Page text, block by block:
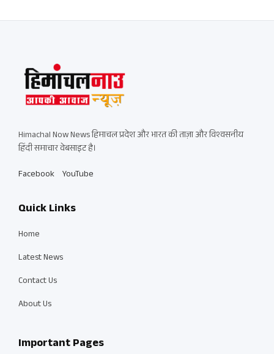
Himachal Now News हिमाचल प्रदेश और भारत की ताज़ा और विश्वसनीय
हिंदी समाचार वेबसाइट है।
Facebook YouTube
Quick Links
Home
Latest News
Contact Us
About Us
Important Pages